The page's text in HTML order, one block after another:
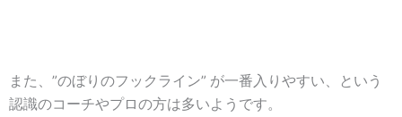
また、”のぼりのフックライン” が一番入りやすい、という
認識のコーチやプロの方は多いようです。